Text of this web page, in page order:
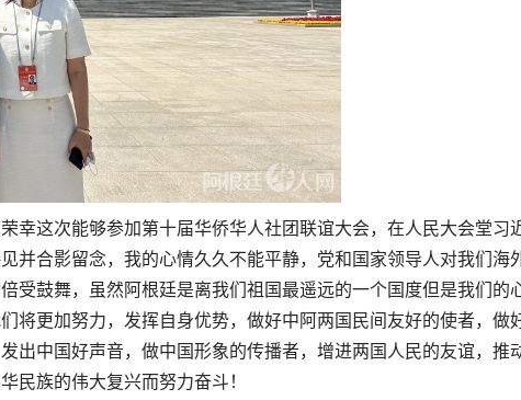
幸这次能够参加第十届华侨华人社团联谊大会，在人民大会堂习
并合影留念，我的心情久久不能平静，党和国家领导人对我们海
受鼓舞，虽然阿根廷是离我们祖国最遥远的一个国度但是我们的
将更加努力，发挥自身优势，做好中阿两国民间友好的使者，做
出中国好声音，做中国形象的传播者，增进两国人民的友谊，推
民族的伟大复兴而努力奋斗！